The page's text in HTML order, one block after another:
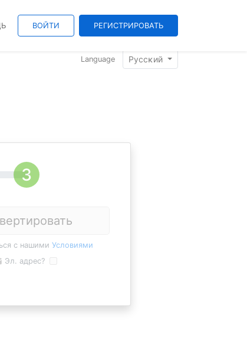
ВОЙТИ РЕГИСТРИРОВАТЬ
Language Pyccĸий
с нашими Условиями
Эл. адрес?